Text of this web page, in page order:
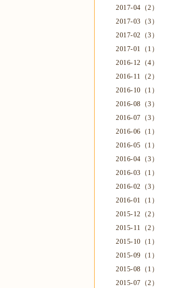
2017-04（2）
2017-03（3）
2017-02（3）
2017-01（1）
2016-12（4）
2016-11（2）
2016-10（1）
2016-08（3）
2016-07（3）
2016-06（1）
2016-05（1）
2016-04（3）
2016-03（1）
2016-02（3）
2016-01（1）
2015-12（2）
2015-11（2）
2015-10（1）
2015-09（1）
2015-08（1）
2015-07（2）